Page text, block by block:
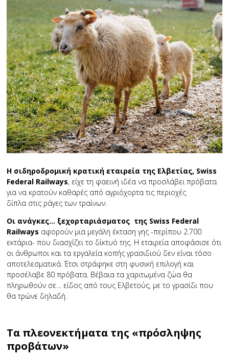
Η σιδηροδρομική κρατική εταιρεία της Ελβετίας, Swiss
Federal Railways, είχε τη φαεινή ιδέα να προσλάβει πρόβατα
για να κρατούν καθαρές από αγριόχορτα τις περιοχές
δίπλα στις ράγες των τραίνων.
Οι ανάγκες… ξεχορταριάσματος της Swiss Federal
Railways αφορούν μια μεγάλη έκταση γης -περίπου 2.700
εκτάρια- που διασχίζει το δίκτυό της. Η εταιρεία αποφάσισε ότι
οι άνθρωποι και τα εργαλεία κοπής γρασιδιού δεν είναι τόσο
αποτελεσματικά. Έτσι στράφηκε στη φυσική επιλογή και
προσέλαβε 80 πρόβατα. Βέβαια τα χαριτωμένα ζώα θα
πληρωθούν σε… είδος από τους Ελβετούς, με το γρασίδι που
θα τρώνε δηλαδή.
Τα πλεονεκτήματα της «πρόσληψης
προβάτων»